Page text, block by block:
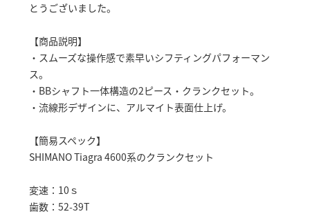
とうございました。
【商品説明】
・スムーズな操作感で素早いシフティングパフォーマン
ス。
・BBシャフト一体構造の2ピース・クランクセット。
・流線形デザインに、アルマイト表面仕上げ。
【簡易スペック】
SHIMANO Tiagra 4600系のクランクセット
変速：10ｓ
歯数：52-39T